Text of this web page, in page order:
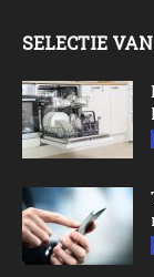
SELECTIE